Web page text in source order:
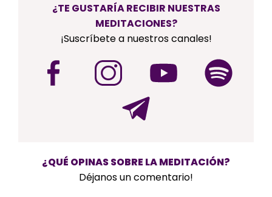
¿TE GUSTARÍA RECIBIR NUESTRAS
MEDITACIONES?
¡Suscríbete a nuestros canales!
¿QUÉ OPINAS SOBRE LA MEDITACIÓN?
Déjanos un comentario!